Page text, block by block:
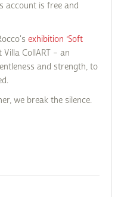
account is free and
exhibition ‘Soft
CollART – an
and strength, to
we break the silence.